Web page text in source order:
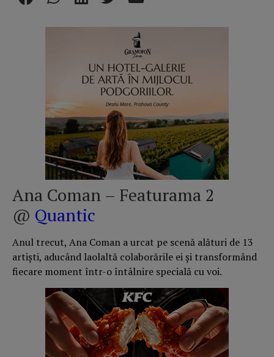
Ana Coman – Featurama 2
@ Quantic
Anul trecut, Ana Coman a urcat pe scenă alături de 13
artiști, aducând laolaltă colaborările ei și transformând
fiecare moment într-o întâlnire specială cu voi.